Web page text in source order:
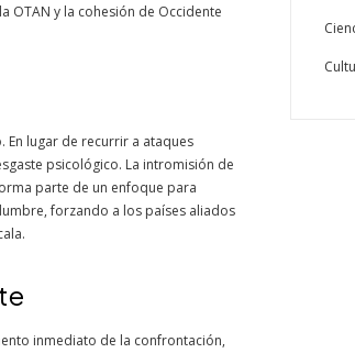
OTAN y la cohesión de Occidente
En lugar de recurrir a ataques
psicológico. La intromisión de
parte de un enfoque para
forzando a los países aliados
inmediato de la confrontación,